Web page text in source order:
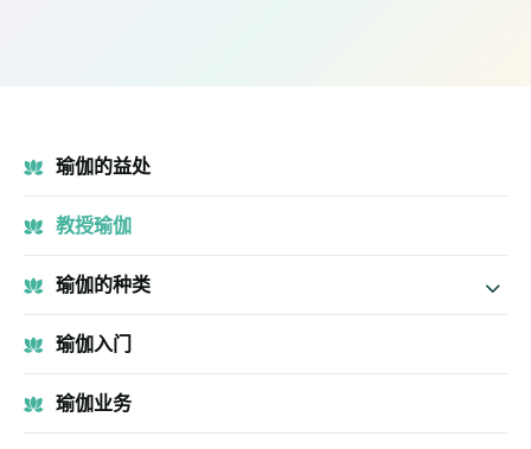
瑜伽的益处
教授瑜伽
瑜伽的种类
瑜伽入门
瑜伽业务